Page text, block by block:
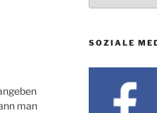
man
SOZIALE